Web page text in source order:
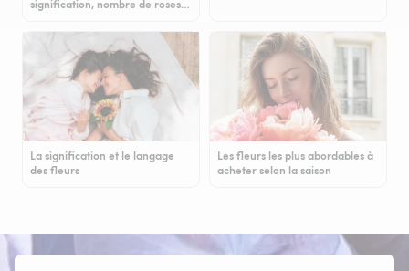
signification, nombre de roses…
La signification et le langage
des fleurs
Les fleurs les plus abordables à
acheter selon la saison